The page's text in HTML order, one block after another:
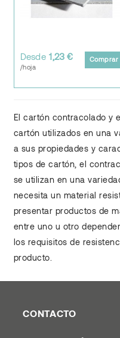
Desde 1,23 €
/hoja
Comprar
El cartón contracolado y
cartón utilizados en una
a sus propiedades y
tipos de cartón, el
se utilizan en una
necesita un material
presentar productos de
entre uno u otro
los requisitos de
producto.
CONTACTO